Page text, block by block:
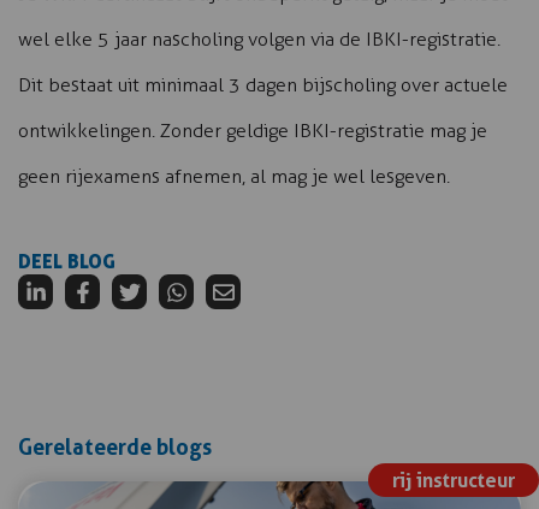
wel elke 5 jaar nascholing volgen via de IBKI-registratie.
Dit bestaat uit minimaal 3 dagen bijscholing over actuele
ontwikkelingen. Zonder geldige IBKI-registratie mag je
geen rijexamens afnemen, al mag je wel lesgeven.
DEEL BLOG
Gerelateerde blogs
rij instructeur